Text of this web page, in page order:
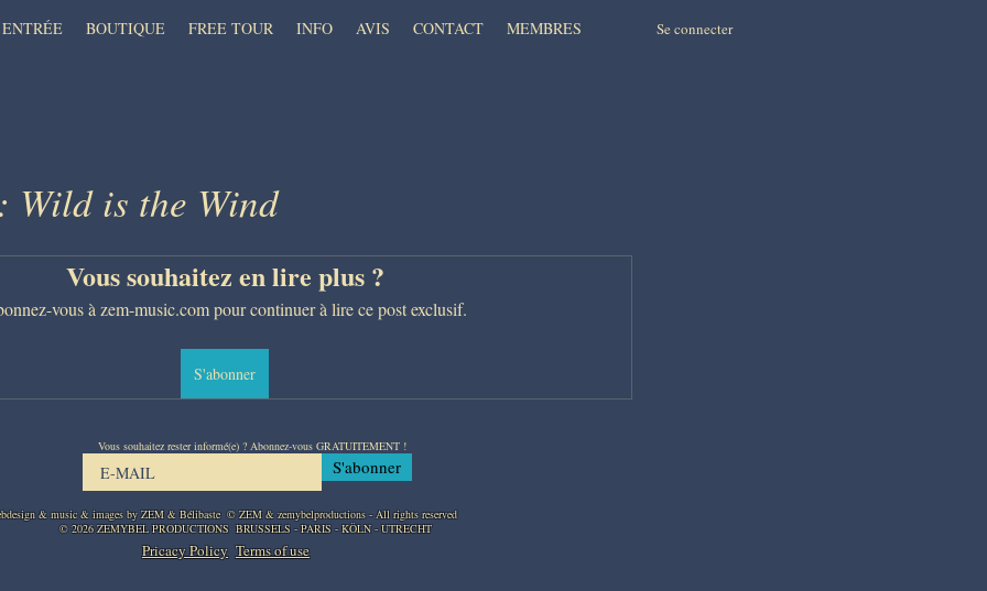
ENTRÉE BOUTIQUE FREE TOUR INFO AVIS CONTACT MEMBRES Se connecter
Wild is the Wind
Vous souhaitez en lire plus ?
vous à zem-music.com pour continuer à lire ce post exclusif.
S'abonner
Vous souhaitez rester informé(e) ? Abonnez-vous GRATUITEMENT !
S'abonner
& music & images by ZEM & Bélibaste © ZEM & zemybelproductions - All rights reserved
Pricacy Policy
© 2026 ZEMYBEL PRODUCTIONS BRUSSELS - PARIS - KÖLN - UTRECHT
Terms of use